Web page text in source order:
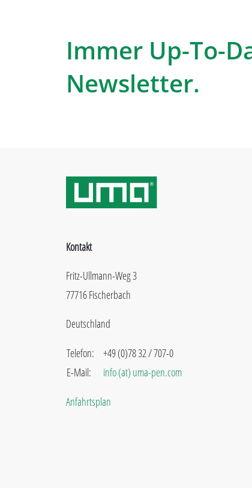
Immer Up-To-
Newsletter.
Kontakt
Fritz-Ullmann-Weg 3
77716 Fischerbach
Deutschland
Telefon:
E-Mail:
+49 (0)78 32 / 707-0
info (at) uma-pen.com
Anfahrtsplan